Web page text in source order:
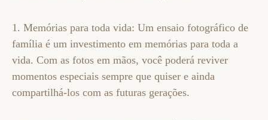
1. Memórias para toda vida: Um ensaio fotográfico de
família é um investimento em memórias para toda a
vida. Com as fotos em mãos, você poderá reviver
momentos especiais sempre que quiser e ainda
compartilhá-los com as futuras gerações.